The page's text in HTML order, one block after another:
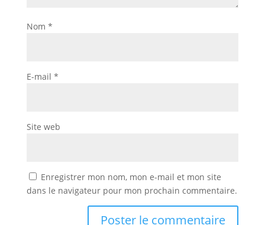
Nom *
E-mail *
Site web
Enregistrer mon nom, mon e-mail et mon site
dans le navigateur pour mon prochain commentaire.